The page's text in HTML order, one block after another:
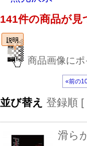
141件の商品が
商品画像に
«前の
並び替え 登録順 [
滑ら